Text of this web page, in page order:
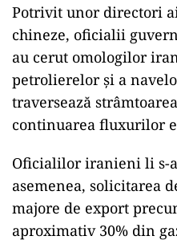
Potrivit unor directori
chineze, oficialii
au cerut omologilor
petrolierelor și a
traversează
continuarea fluxurilor
Oficialilor iranieni li s-
asemenea, solicitarea
majore de export
aproximativ 30% din